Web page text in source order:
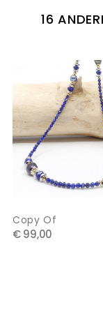
16
Copy Of
€ 99,00